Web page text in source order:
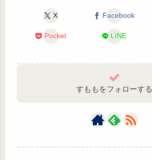
X Facebook
Pocket LINE
すももをフォローする